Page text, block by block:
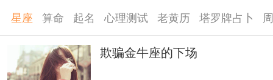
星座 算命 起名 心理测试 老黄历 塔罗牌占卜
欺骗金牛座的下场